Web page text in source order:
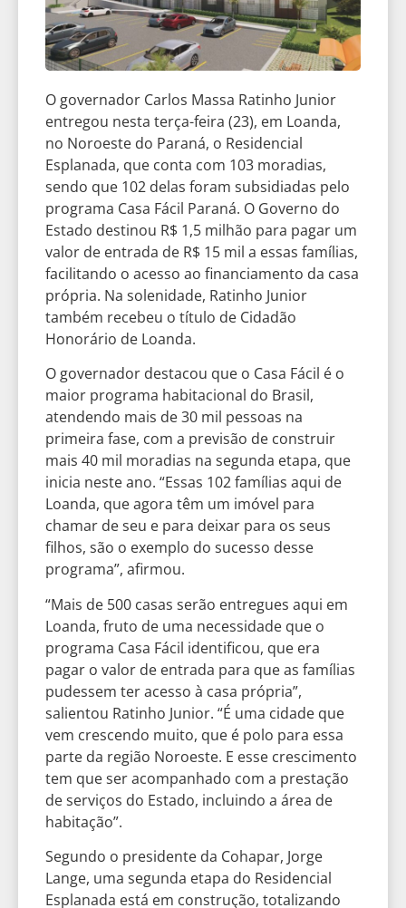
O governador Carlos Massa Ratinho Junior
entregou nesta terça-feira (23), em Loanda,
no Noroeste do Paraná, o Residencial
Esplanada, que conta com 103 moradias,
sendo que 102 delas foram subsidiadas pelo
programa Casa Fácil Paraná. O Governo do
Estado destinou R$ 1,5 milhão para pagar um
valor de entrada de R$ 15 mil a essas famílias,
facilitando o acesso ao financiamento da casa
própria. Na solenidade, Ratinho Junior
também recebeu o título de Cidadão
Honorário de Loanda.
O governador destacou que o Casa Fácil é o
maior programa habitacional do Brasil,
atendendo mais de 30 mil pessoas na
primeira fase, com a previsão de construir
mais 40 mil moradias na segunda etapa, que
inicia neste ano. “Essas 102 famílias aqui de
Loanda, que agora têm um imóvel para
chamar de seu e para deixar para os seus
filhos, são o exemplo do sucesso desse
programa”, afirmou.
“Mais de 500 casas serão entregues aqui em
Loanda, fruto de uma necessidade que o
programa Casa Fácil identificou, que era
pagar o valor de entrada para que as famílias
pudessem ter acesso à casa própria”,
salientou Ratinho Junior. “É uma cidade que
vem crescendo muito, que é polo para essa
parte da região Noroeste. E esse crescimento
tem que ser acompanhado com a prestação
de serviços do Estado, incluindo a área de
habitação”.
Segundo o presidente da Cohapar, Jorge
Lange, uma segunda etapa do Residencial
Esplanada está em construção, totalizando